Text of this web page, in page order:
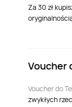
Za 30 zł
Voucher
Voucher do
zwykłych